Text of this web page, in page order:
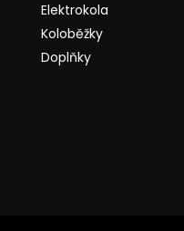
Elektrokola
Koloběžky
Doplňky